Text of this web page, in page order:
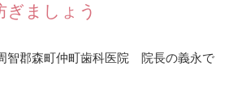
ぎましょう
智郡森町仲町歯科医院 院長の義永で